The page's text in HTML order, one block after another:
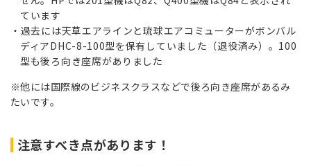
ています
過去には天草エアラインと琉球エアコミューターがボンバル
ディアDHC-8-100型を保有していました（退役済み）。100
型も後ろ向き座席がありました
※他には国際線のビジネスクラスなどで後ろ向き座席があるみ
たいです。
注意すべき点があります！